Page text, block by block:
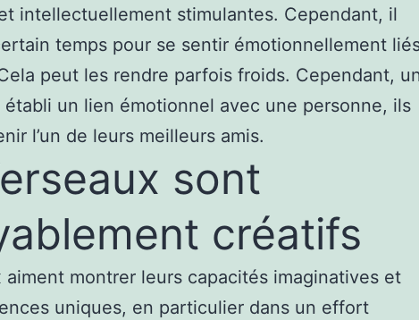
intellectuellement stimulantes. Cependant, il
temps pour se sentir émotionnellement
peut les rendre parfois froids. Cependant,
établi un lien émotionnel avec une personne, ils
l’un de leurs meilleurs amis.
sont
créatifs
aiment montrer leurs capacités imaginatives et
uniques, en particulier dans un effort